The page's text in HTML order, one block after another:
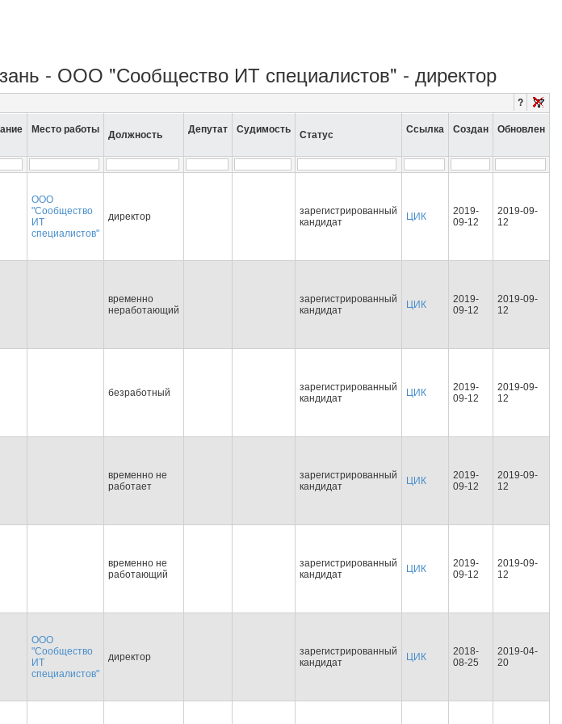
- ООО "Сообщество ИТ специалистов" - директор
?
Место работы Должность Депутат Судимость Статус Ссылка Создан Обновлен
ООО
"Сообщество
ИТ
специалистов"
директор
зарегистрированный
кандидат
ЦИК
2019-
09-12
2019-09-
12
временно
неработающий
зарегистрированный
кандидат
ЦИК
2019-
09-12
2019-09-
12
безработный
зарегистрированный
кандидат
ЦИК
2019-
09-12
2019-09-
12
временно не
работает
зарегистрированный
кандидат
ЦИК
2019-
09-12
2019-09-
12
временно не
работающий
зарегистрированный
кандидат
ЦИК
2019-
09-12
2019-09-
12
ООО
"Сообщество
ИТ
специалистов"
директор
зарегистрированный
кандидат
ЦИК
2018-
08-25
2019-04-
20